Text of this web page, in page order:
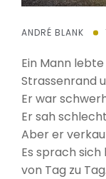
ANDRÉ BLANK
Ein Mann
Strassenrand
Er war
Er sah
Aber er
Es sprach
von Tag zu